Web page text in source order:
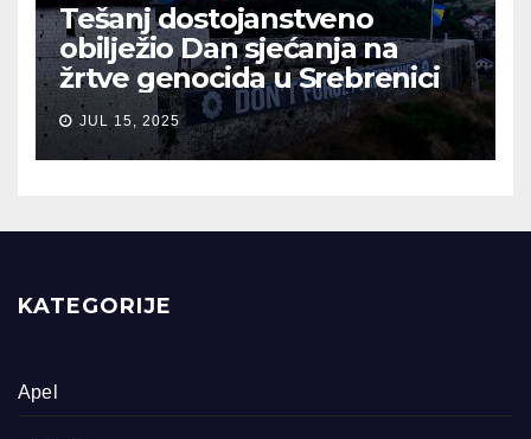
Tešanj dostojanstveno
obilježio Dan sjećanja na
žrtve genocida u Srebrenici
JUL 15, 2025
KATEGORIJE
Apel